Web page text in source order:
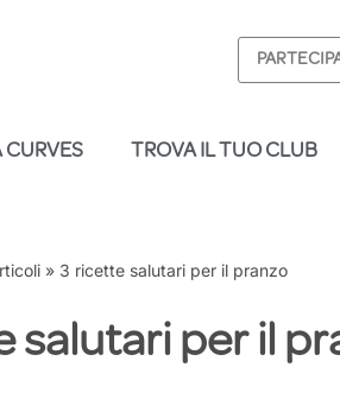
CURVES TROVA IL TUO CLUB
» 3 ricette salutari per il pranzo
salutari per il